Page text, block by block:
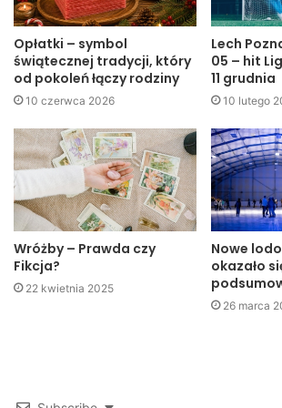
korozji. W końcuw gazie
może być nawet kilkadziesiąt litrów
Bez działania osuszacza pojawia się też
niepożądane, ponieważ mogą zatrzymać
produkcyjny. Takie przestoje generują
straty pieniężne. Jeśli więc chce się
sprężone powietrze uzyskane w danym
miało oczekiwaną jakość i nie wpłynie
instalację lub tworzone produkty, należy
sprawdzone osuszacze powietrza, które
Opłatki – symbol
świątecznej tradycji, który
od pokoleń łączy rodziny
10 czerwca 2026
Lech
05 – hit
11 grudnia
10 lutego
Wróżby – Prawda czy
Fikcja?
22 kwietnia 2025
Nowe
okazało
26 marca